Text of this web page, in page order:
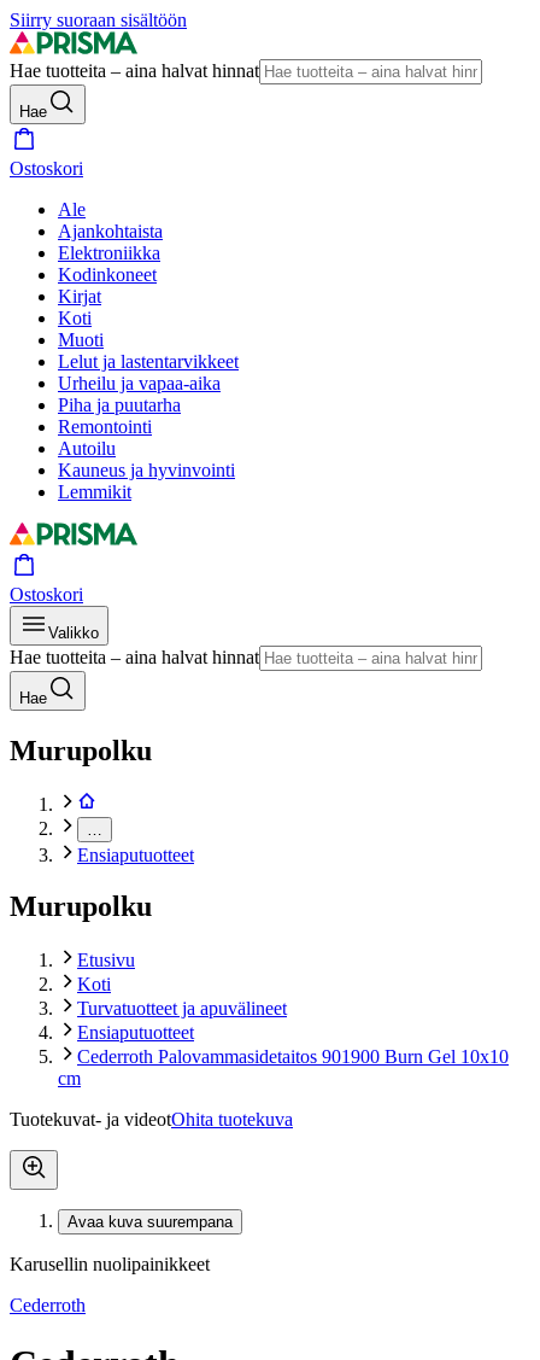
Siirry suoraan sisältöön
Hae tuotteita – aina halvat hinnat
Hae
Ostoskori
Ale
Ajankohtaista
Elektroniikka
Kodinkoneet
Kirjat
Koti
Muoti
Lelut ja lastentarvikkeet
Urheilu ja vapaa-aika
Piha ja puutarha
Remontointi
Autoilu
Kauneus ja hyvinvointi
Lemmikit
Ostoskori
Valikko
Hae tuotteita – aina halvat hinnat
Hae
Murupolku
Ensiaputuotteet
Murupolku
Etusivu
Koti
Turvatuotteet ja apuvälineet
Ensiaputuotteet
Cederroth Palovammasidetaitos 901900 Burn Gel 10x10
cm
Tuotekuvat- ja videotOhita tuotekuva
Avaa kuva suurempana
Karusellin nuolipainikkeet
Cederroth